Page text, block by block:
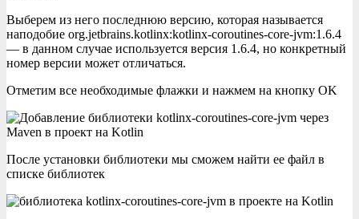
Выберем из него последнюю версию, которая называется
наподобие org.jetbrains.kotlinx:kotlinx-coroutines-core-jvm:1.6.4
— в данном случае используется версия 1.6.4, но конкретный
номер версии может отличаться.
Отметим все необходимые флажки и нажмем на кнопку OK
После установки библиотеки мы сможем найти ее файл в
списке библиотек